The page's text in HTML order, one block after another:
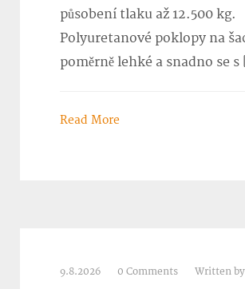
působení tlaku až 12.500 kg.
Polyuretanové poklopy na
poměrně lehké a snadno se
Read More
9.8.2026 0 Comments Written by